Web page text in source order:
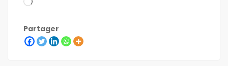
Partager